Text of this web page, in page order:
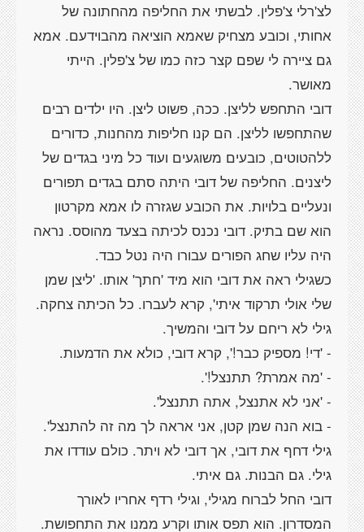
לצ'רלי צ'פלין. לבשתי את החליפה מהחתונה של
אחותי, וכובע מצחיק שאמא הוציאה מהבוידעם. אמא
גם ציירה לי שפם קצר כזה כמו של צ'פלין. הייתי
דובי התחפש לליצן. ככה, פשוט ליצן. היו ילדים רבים
שהתחפשו לליצן. הם קנו חליפות מהחנות, כדורים
ללהטוטים, כובעים משוגעים ועוד כל מיני בגדים של
ליצנים. החליפה של דובי היתה סתם בגדים תפורים
ונעליים בלויות. את הכובע שגזרה לו אמא מקרטון
הוא שם בתיק. דובי נכנס לכיתה בצעד מהוסס. נראה
כשגילי ראה את דובי הוא מיד 'חתך' אותו. 'ליצן שמן
שלי אולי תרקוד איתי', קרא לעברו. כל הכיתה צחקה.
- בוא הנה שמן קטן, אני אראה לך מה זה להתנצל'.
גילי דחף את דובי, אך דובי לא ויתר. כולם עודדו את
דובי החל לברוח מגילי, וגילי רדף אחריו לאורך
המסדרון. הוא תפס אותו וקרע ממנו את התחפושת.